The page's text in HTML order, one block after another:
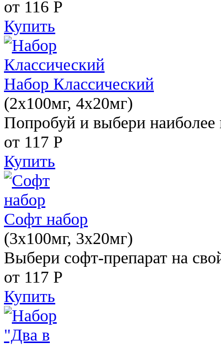
от 116 Р
Купить
Набор Классический
(2x100мг, 4x20мг)
Попробуй и выбери наиболее
от 117 Р
Купить
Софт набор
(3x100мг, 3x20мг)
Выбери софт-препарат на
от 117 Р
Купить